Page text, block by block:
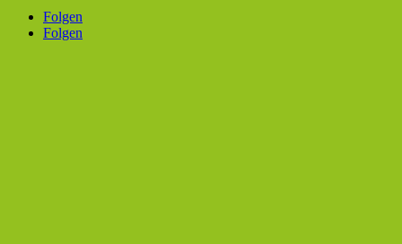
Folgen
Folgen